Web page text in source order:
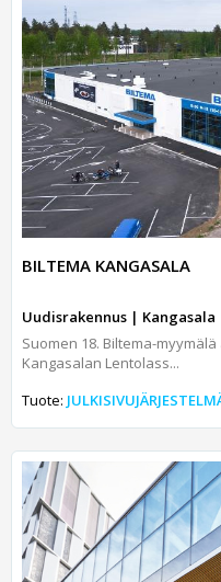
BILTEMA KANGASALA
Uudisrakennus | Kangasala
Suomen 18. Biltema-
Kangasalan Lentolass...
Tuote: